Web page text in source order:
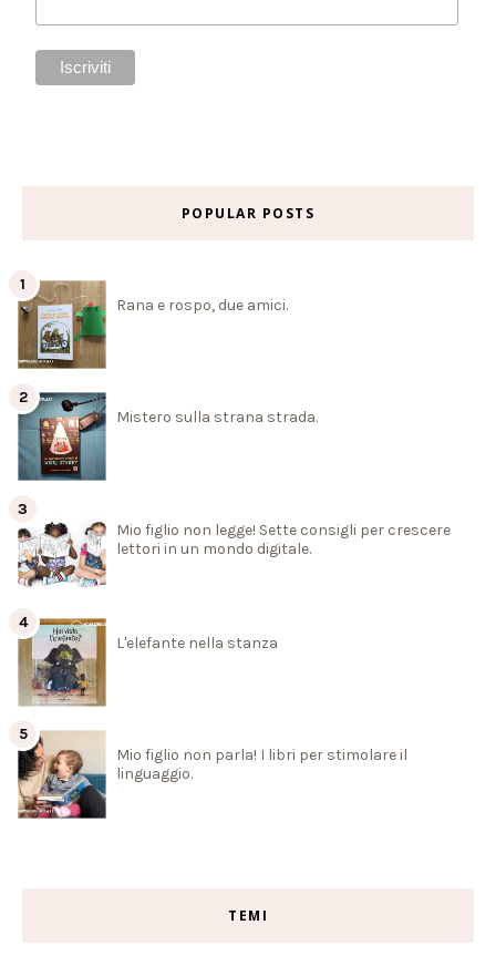
POPULAR POSTS
Rana e rospo, due amici.
Mistero sulla strana strada.
Mio figlio non legge! Sette consigli per crescere
lettori in un mondo digitale.
L'elefante nella stanza
Mio figlio non parla! I libri per stimolare il
linguaggio.
TEMI